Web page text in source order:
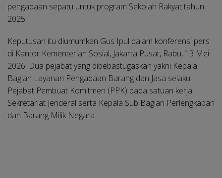
pengadaan sepatu untuk program Sekolah Rakyat tahun
2025.
Keputusan itu diumumkan Gus Ipul dalam konferensi pers
di Kantor Kementerian Sosial, Jakarta Pusat, Rabu, 13 Mei
2026. Dua pejabat yang dibebastugaskan yakni Kepala
Bagian Layanan Pengadaan Barang dan Jasa selaku
Pejabat Pembuat Komitmen (PPK) pada satuan kerja
Sekretariat Jenderal serta Kepala Sub Bagian Perlengkapan
dan Barang Milik Negara.